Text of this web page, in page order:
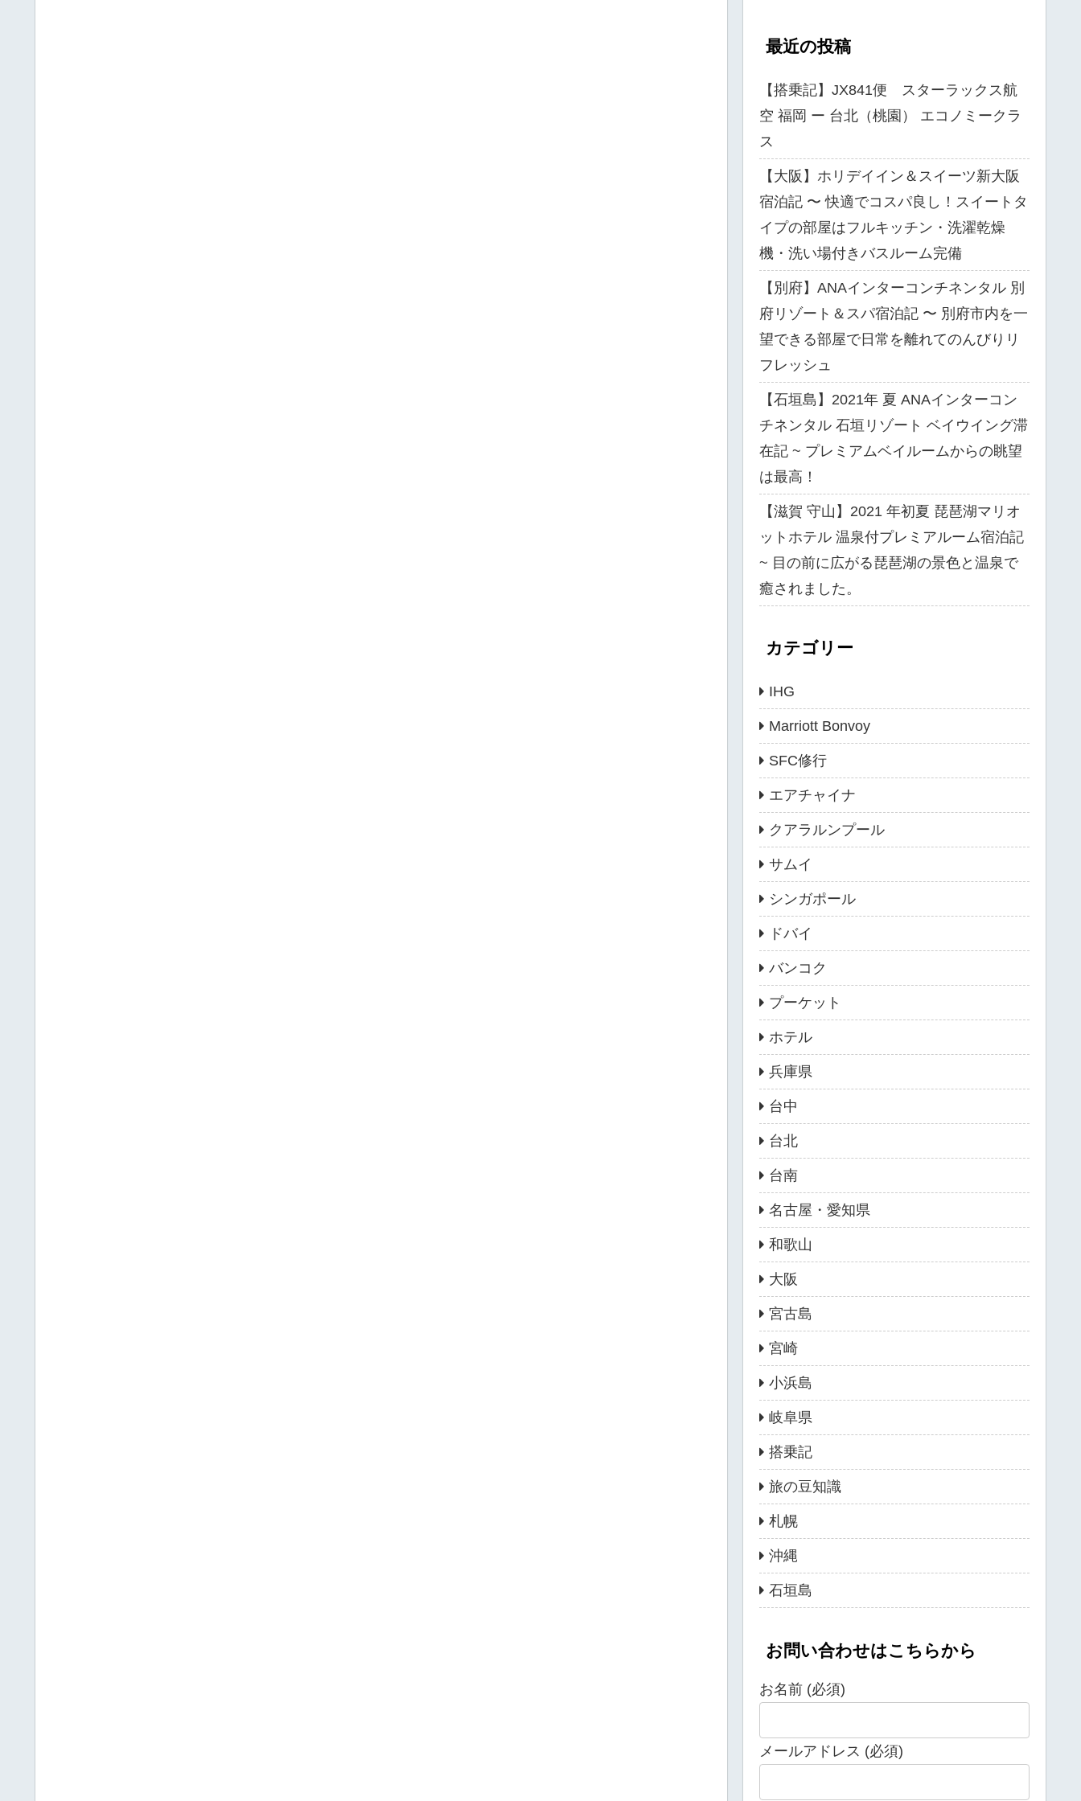
最近の投稿
【搭乗記】JX841便 スターラックス航
空 福岡 ー 台北（桃園） エコノミークラ
ス
【大阪】ホリデイイン＆スイーツ新大阪
宿泊記 〜 快適でコスパ良し！スイートタ
イプの部屋はフルキッチン・洗濯乾燥
機・洗い場付きバスルーム完備
【別府】ANAインターコンチネンタル 別
府リゾート＆スパ宿泊記 〜 別府市内を一
望できる部屋で日常を離れてのんびりリ
フレッシュ
【石垣島】2021年 夏 ANAインターコン
チネンタル 石垣リゾート ベイウイング滞
在記 ~ プレミアムベイルームからの眺望
は最高！
【滋賀 守山】2021 年初夏 琵琶湖マリオ
ットホテル 温泉付プレミアルーム宿泊記
~ 目の前に広がる琵琶湖の景色と温泉で
癒されました。
カテゴリー
IHG
Marriott Bonvoy
SFC修行
エアチャイナ
クアラルンプール
サムイ
シンガポール
ドバイ
バンコク
プーケット
ホテル
兵庫県
台中
台北
台南
名古屋・愛知県
和歌山
大阪
宮古島
宮崎
小浜島
岐阜県
搭乗記
旅の豆知識
札幌
沖縄
石垣島
お問い合わせはこちらから
お名前 (必須)
メールアドレス (必須)